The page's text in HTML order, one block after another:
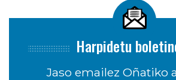
Harpidetu
Jaso emailez Oñatiko